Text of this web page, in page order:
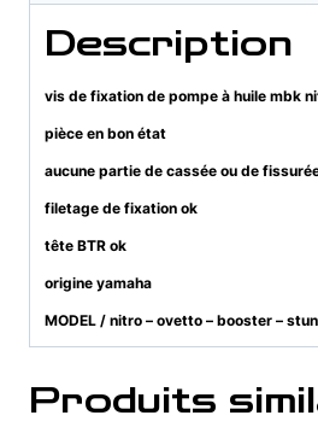
nitroDescription
vis de fixation de pompe à huile mbk
pièce en bon état
aucune partie de cassée ou de
filetage de fixation ok
tête BTR ok
origine yamaha
MODEL / nitro – ovetto – booster –
Produits